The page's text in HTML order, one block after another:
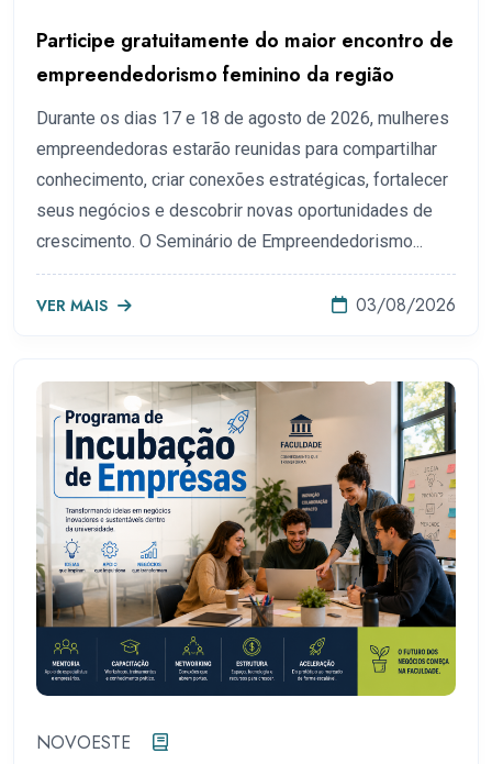
Participe gratuitamente do maior encontro de
empreendedorismo feminino da região
Durante os dias 17 e 18 de agosto de 2026, mulheres
empreendedoras estarão reunidas para compartilhar
conhecimento, criar conexões estratégicas, fortalecer
seus negócios e descobrir novas oportunidades de
crescimento. O Seminário de Empreendedorismo...
VER MAIS 03/08/2026
NOVOESTE